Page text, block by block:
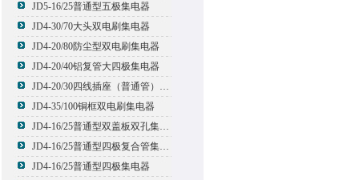
JD5-16/25普通型五极集电器
JD4-30/70大头双电刷集电器
JD4-20/80防尘型双电刷集电器
JD4-20/40铝复管大四极集电器
JD4-20/30四线插座（普通管）集电器
JD4-35/100铜框双电刷集电器
JD4-16/25普通型双盖板双孔集电器
JD4-16/25普通型四极复合管集电器
JD4-16/25普通型四极集电器